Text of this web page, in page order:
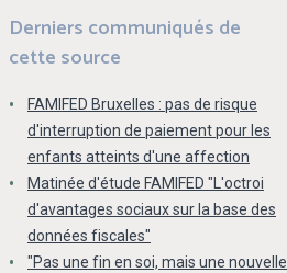
Derniers communiqués de
cette source
FAMIFED Bruxelles : pas de risque
d'interruption de paiement pour les
enfants atteints d'une affection
Matinée d'étude FAMIFED "L'octroi
d'avantages sociaux sur la base des
données fiscales"
"Pas une fin en soi, mais une nouvelle